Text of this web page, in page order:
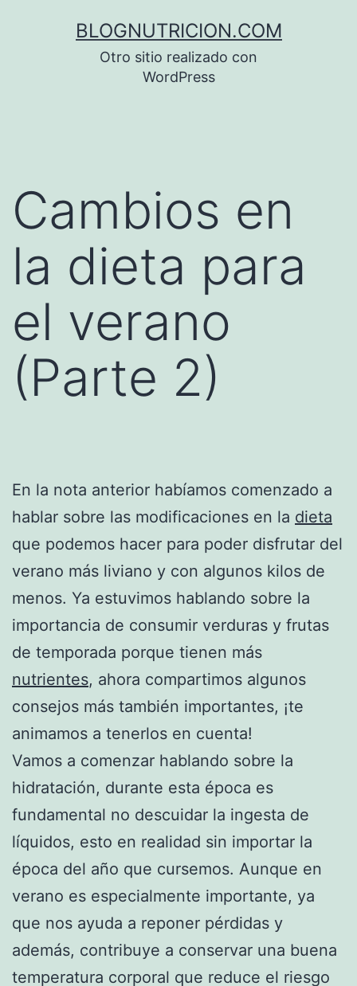
BLOGNUTRICION.COM
Otro sitio realizado con
WordPress
Cambios en
la dieta para
el verano
(Parte 2)
En la nota anterior habíamos comenzado a
hablar sobre las modificaciones en la dieta
que podemos hacer para poder disfrutar del
verano más liviano y con algunos kilos de
menos. Ya estuvimos hablando sobre la
importancia de consumir verduras y frutas
de temporada porque tienen más
nutrientes, ahora compartimos algunos
consejos más también importantes, ¡te
animamos a tenerlos en cuenta!
Vamos a comenzar hablando sobre la
hidratación, durante esta época es
fundamental no descuidar la ingesta de
líquidos, esto en realidad sin importar la
época del año que cursemos. Aunque en
verano es especialmente importante, ya
que nos ayuda a reponer pérdidas y
además, contribuye a conservar una buena
temperatura corporal que reduce el riesgo